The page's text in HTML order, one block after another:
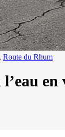
, Route du Rhum